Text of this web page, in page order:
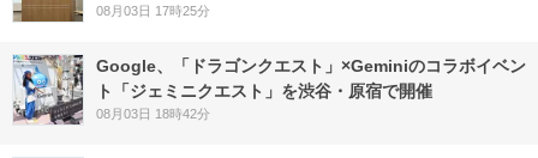
08月03日 17時25分
Google、「ドラゴンクエスト」×Geminiのコラボイベン
ト「ジェミニクエスト」を渋谷・原宿で開催
08月03日 18時42分